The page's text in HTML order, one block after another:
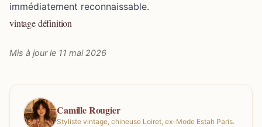
immédiatement reconnaissable.
vintage définition
Mis à jour le 11 mai 2026
Camille Rougier
Styliste vintage, chineuse Loiret, ex-Mode Estah Paris.